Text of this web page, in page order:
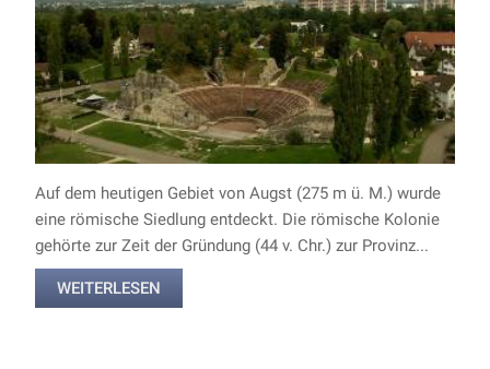
Auf dem heutigen Gebiet von Augst (275 m ü. M.) wurde
eine römische Siedlung entdeckt. Die römische Kolonie
gehörte zur Zeit der Gründung (44 v. Chr.) zur Provinz...
WEITERLESEN